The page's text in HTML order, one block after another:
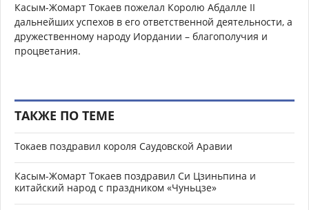
Касым-Жомарт Токаев пожелал Королю Абдалле II
дальнейших успехов в его ответственной деятельности, а
дружественному народу Иордании – благополучия и
процветания.
ТАКЖЕ ПО ТЕМЕ
Токаев поздравил короля Саудовской Аравии
Касым-Жомарт Токаев поздравил Си Цзиньпина и
китайский народ с праздником «Чуньцзе»